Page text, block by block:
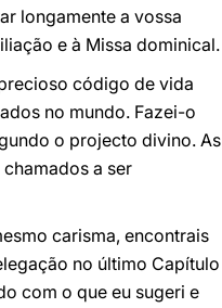
longamente a vossa
e à Missa dominical.
código de vida
no mundo. Fazei-o
o projecto divino. As
a ser
carisma, encontrais
no último Capítulo
com o que eu sugeri e